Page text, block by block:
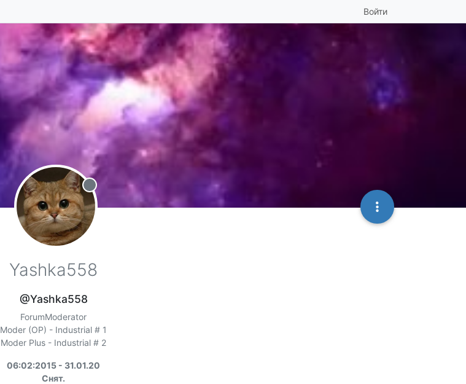
Войти
Не в сети
Yashka558
@Yashka558
ForumModerator
Moder (OP) - Industrial # 1
Moder Plus - Industrial # 2
06:02:2015 - 31.01.20
Снят.